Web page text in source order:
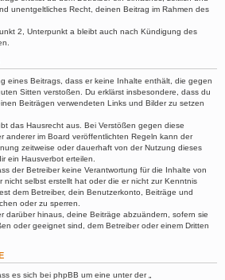
unentgeltliches Recht, deinen Beitrag im Rahmen des
2, Unterpunkt a bleibt auch nach Kündigung des
eines Beitrags, dass er keine Inhalte enthält, die gegen
Sitten verstoßen. Du erklärst insbesondere, dass du
Beiträgen verwendeten Links und Bilder zu setzen
das Hausrecht aus. Bei Verstößen gegen diese
anderer im Board veröffentlichten Regeln kann der
zeitweise oder dauerhaft von der Nutzung dieses
ein Hausverbot erteilen.
der Betreiber keine Verantwortung für die Inhalte von
nicht selbst erstellt hat oder die er nicht zur Kenntnis
dem Betreiber, dein Benutzerkonto, Beiträge und
oder zu sperren.
darüber hinaus, deine Beiträge abzuändern, sofern sie
oder geeignet sind, dem Betreiber oder einem Dritten
es sich bei phpBB um eine unter der „